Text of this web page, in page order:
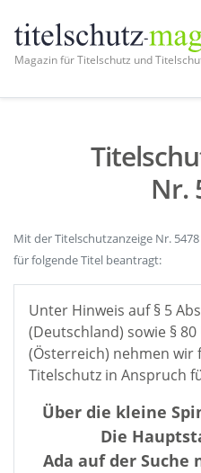
Magazin für Titelschutz und
Nr.
Mit der Titelschutzanzeige Nr.
für folgende Titel beantragt:
Unter Hinweis auf § 5
(Deutschland) sowie § 80
(Österreich) nehmen
Titelschutz in Anspruch
Über die kleine
Die
Ada auf der Suche